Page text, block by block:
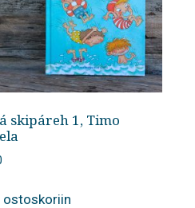
skipáreh 1, Timo
ostoskoriin